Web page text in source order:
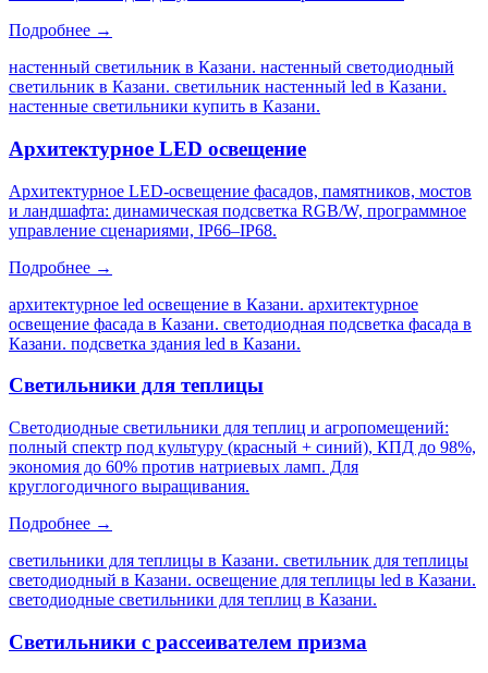
Подробнее →
настенный светильник в Казани. настенный светодиодный
светильник в Казани. светильник настенный led в Казани.
настенные светильники купить в Казани.
Архитектурное LED освещение
Архитектурное LED-освещение фасадов, памятников, мостов
и ландшафта: динамическая подсветка RGB/W, программное
управление сценариями, IP66–IP68.
Подробнее →
архитектурное led освещение в Казани. архитектурное
освещение фасада в Казани. светодиодная подсветка фасада в
Казани. подсветка здания led в Казани.
Светильники для теплицы
Светодиодные светильники для теплиц и агропомещений:
полный спектр под культуру (красный + синий), КПД до 98%,
экономия до 60% против натриевых ламп. Для
круглогодичного выращивания.
Подробнее →
светильники для теплицы в Казани. светильник для теплицы
светодиодный в Казани. освещение для теплицы led в Казани.
светодиодные светильники для теплиц в Казани.
Светильники с рассеивателем призма